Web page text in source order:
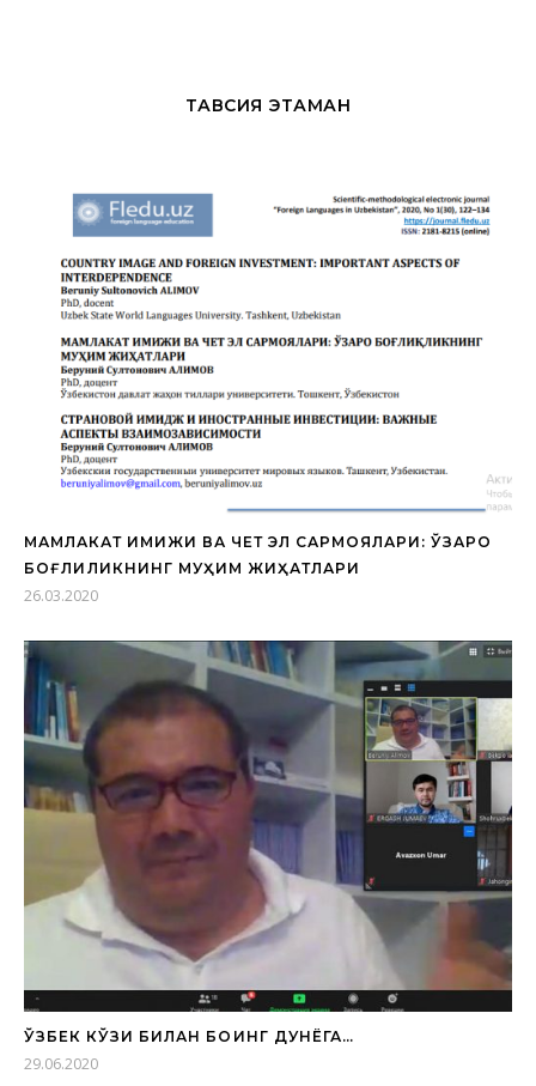
ТАВСИЯ ЭТАМАН
МАМЛАКАТ ИМИЖИ ВА ЧЕТ ЭЛ САРМОЯЛАРИ: ЎЗАРО
БОҒЛИҚЛИКНИНГ МУҲИМ ЖИҲАТЛАРИ
26.03.2020
ЎЗБЕК КЎЗИ БИЛАН БОҚИНГ ДУНЁГА…
29.06.2020